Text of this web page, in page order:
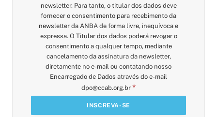
newsletter. Para tanto, o titular dos dados deve
fornecer o consentimento para recebimento da
newsletter da ANBA de forma livre, inequívoca e
expressa. O Titular dos dados poderá revogar o
consentimento a qualquer tempo, mediante
cancelamento da assinatura da newsletter,
diretamente no e-mail ou contatando nosso
Encarregado de Dados através do e-mail
dpo@ccab.org.br *